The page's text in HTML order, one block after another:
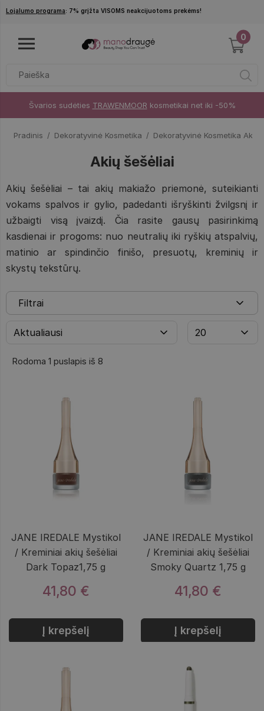
Pereiti į pagrindinį turinį
Lojalumo programa: 7% grįžta VISOMS neakcijuotoms prekėms!
0
Švarios sudėties TRAWENMOOR kosmetikai net iki -50%
Pradinis Dekoratyvinė Kosmetika Dekoratyvinė Kosmetika
Akių šešėliai
Akių šešėliai – tai akių makiažo priemonė, suteikianti
vokams spalvos ir gylio, padedanti išryškinti žvilgsnį ir
užbaigti visą įvaizdį. Čia rasite gausų pasirinkimą
kasdienai ir progoms: nuo neutralių iki ryškių atspalvių,
matinio ar spindinčio finišo, presuotų, kreminių ir
skystų tekstūrų.
Rodoma 1 puslapis iš 8
Filtrai
JANE IREDALE Mystikol
/ Kreminiai akių šešėliai
Dark Topaz1,75 g
41,80 €
Į krepšelį
JANE IREDALE Mystikol
/ Kreminiai akių šešėliai
Smoky Quartz 1,75 g
41,80 €
Į krepšelį